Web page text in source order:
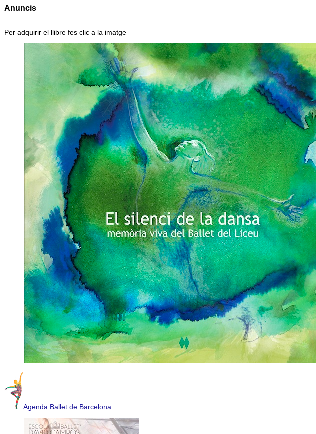
Anuncis
Per adquirir el llibre fes clic a la imatge
Agenda Ballet de Barcelona